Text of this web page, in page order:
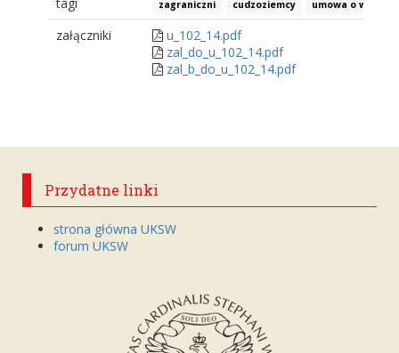
tagi
zagraniczni cudzoziemcy umowa o
załączniki
u_102_14.pdf
zal_do_u_102_14.pdf
zal_b_do_u_102_14.pdf
Przydatne linki
strona główna UKSW
forum UKSW